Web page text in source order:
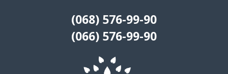
(068) 576-99-90
(066) 576-99-90